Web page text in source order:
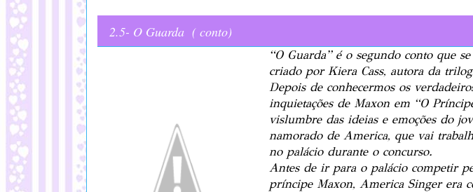
2.5- O Guarda ( conto)
“O Guarda” é o segundo conto que
criado por Kiera Cass, autora da
Depois de conhecermos os
inquietações de Maxon em “O
vislumbre das ideias e emoções do
namorado de America, que vai
no palácio durante o concurso.
Antes de ir para o palácio competir
príncipe Maxon, America Singer era